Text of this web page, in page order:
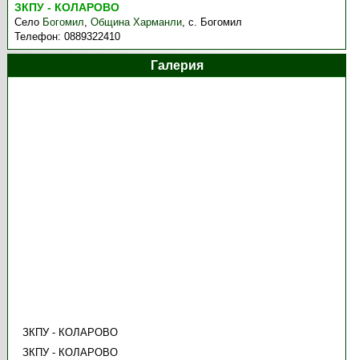
ЗКПУ - КОЛАРОВО
Село Богомил,Община Харманли,с. Богомил
Телефон:0889322410
Галерия
ЗКПУ - КОЛАРОВО
ЗКПУ - КОЛАРОВО